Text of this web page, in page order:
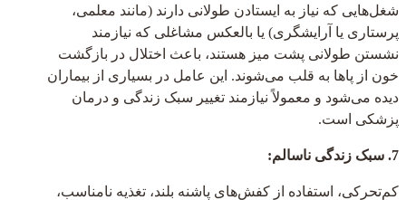
شغل‌هایی که نیاز به ایستادن طولانی دارند (مانند معلمی،
پرستاری یا آرایشگری) یا بالعکس مشاغلی که نیازمند
نشستن طولانی پشت میز هستند، باعث اختلال در بازگشت
خون از پاها به قلب می‌شوند. این عامل در بسیاری از بیماران
دیده می‌شود و معمولاً نیازمند تغییر سبک زندگی و درمان
پزشکی است.
7. سبک زندگی ناسالم:
کم‌تحرکی، استفاده از کفش‌های پاشنه بلند، تغذیه نامناسب،